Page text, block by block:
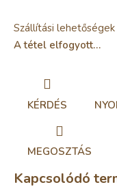
Szállítási lehetőségek
A tétel elfogyott…
KÉRDÉS
MEGOSZTÁS
Kapcsolódó